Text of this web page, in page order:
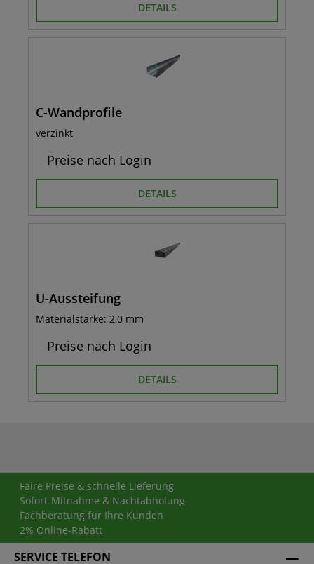
DETAILS
C-Wandprofile
verzinkt
Preise nach Login
DETAILS
U-Aussteifung
Materialstärke: 2,0 mm
Preise nach Login
DETAILS
Faire Preise & schnelle Lieferung
Sofort-Mitnahme & Nachtabholung
Fachberatung für Ihre Kunden
2% Online-Rabatt
SERVICE TELEFON